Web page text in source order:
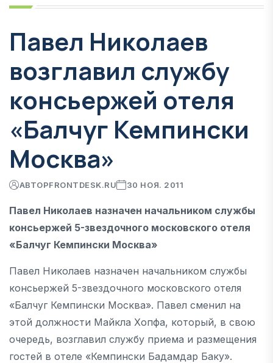
Павел Николаев
возглавил службу
консьержей отеля
«Балчуг Кемпински
Москва»
АВТОРFRONTDESK.RU 30 НОЯ. 2011
Павел Николаев назначен начальником службы
консьержей 5-звездочного московского отеля
«Балчуг Кемпински Москва»
Павел Николаев назначен начальником службы
консьержей 5-звездочного московского отеля
«Балчуг Кемпински Москва». Павел сменил на
этой должности Майкла Хопфа, который, в свою
очередь, возглавил службу приема и размещения
гостей в отеле «Кемпински Бадамдар Баку».